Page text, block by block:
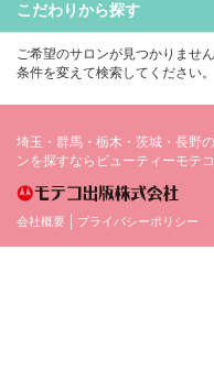
こだわりから探す
ご希望のサロンが見つかりません
条件を変えて検索してください。
埼玉・群馬・栃木・茨城・長野
ンを探すならビューティーモテコ
会社概要 プライバシーポリシー